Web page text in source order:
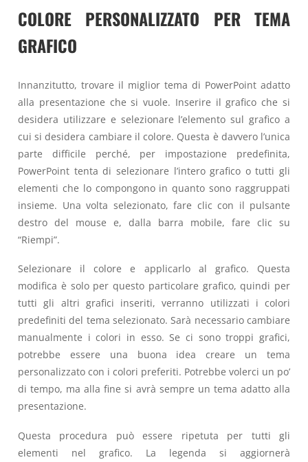
COLORE PERSONALIZZATO PER TEMA
GRAFICO
Innanzitutto, trovare il miglior tema di PowerPoint adatto
alla presentazione che si vuole. Inserire il grafico che si
desidera utilizzare e selezionare l’elemento sul grafico a
cui si desidera cambiare il colore. Questa è davvero l’unica
parte difficile perché, per impostazione predefinita,
PowerPoint tenta di selezionare l’intero grafico o tutti gli
elementi che lo compongono in quanto sono raggruppati
insieme. Una volta selezionato, fare clic con il pulsante
destro del mouse e, dalla barra mobile, fare clic su
“Riempi”.
Selezionare il colore e applicarlo al grafico. Questa
modifica è solo per questo particolare grafico, quindi per
tutti gli altri grafici inseriti, verranno utilizzati i colori
predefiniti del tema selezionato. Sarà necessario cambiare
manualmente i colori in esso. Se ci sono troppi grafici,
potrebbe essere una buona idea creare un tema
personalizzato con i colori preferiti. Potrebbe volerci un po’
di tempo, ma alla fine si avrà sempre un tema adatto alla
presentazione.
Questa procedura può essere ripetuta per tutti gli
elementi nel grafico. La legenda si aggiornerà